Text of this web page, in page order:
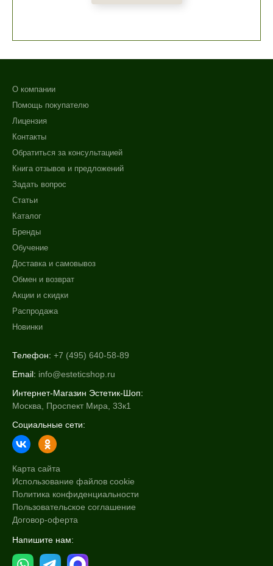
О компании
Помощь покупателю
Лицензия
Контакты
Обратиться за консультацией
Книга отзывов и предложений
Задать вопрос
Статьи
Каталог
Бренды
Обучение
Доставка и самовывоз
Обмен и возврат
Акции и скидки
Распродажа
Новинки
Телефон: +7 (495) 640-58-89
Email: info@esteticshop.ru
Интернет-Магазин Эстетик-Шоп:
Москва, Проспект Мира, 33к1
Социальные сети:
Карта сайта
Использование файлов cookie
Политика конфиденциальности
Пользовательское соглашение
Договор-оферта
Напишите нам:
+7 (929) 933-09-89